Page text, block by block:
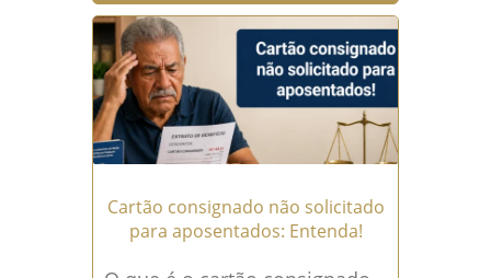
A dúvida...Leia mais →
Cartão consignado não solicitado
para aposentados: Entenda!